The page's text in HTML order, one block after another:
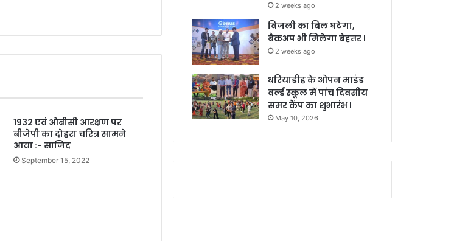
1932 एवं ओबीसी आरक्षण पर
बीजेपी का दोहरा चरित्र सामने
आया :- साजिद
September 15, 2022
2 weeks ago
बिजली का बिल घटेगा,
बैकअप भी मिलेगा बेहतर l
2 weeks ago
धरियाडीह के ओपन माइंड
वर्ल्ड स्कूल में पांच दिवसीय
समर कैंप का शुभारंभ l
May 10, 2026